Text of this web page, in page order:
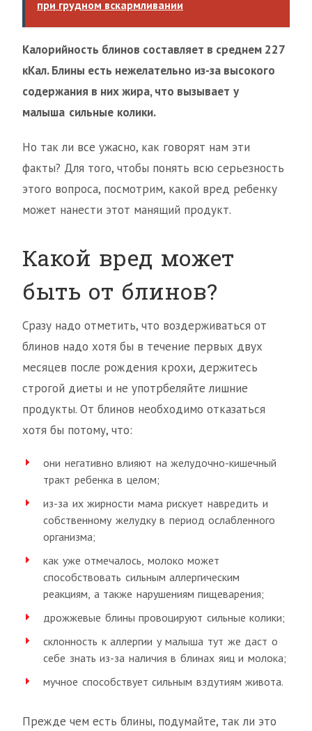
при грудном вскармливании
Калорийность блинов составляет в среднем 227
кКал. Блины есть нежелательно из-за высокого
содержания в них жира, что вызывает у
малыша сильные колики.
Но так ли все ужасно, как говорят нам эти
факты? Для того, чтобы понять всю серьезность
этого вопроса, посмотрим, какой вред ребенку
может нанести этот манящий продукт.
Какой вред может
быть от блинов?
Сразу надо отметить, что воздерживаться от
блинов надо хотя бы в течение первых двух
месяцев после рождения крохи, держитесь
строгой диеты и не употрбеляйте лишние
продукты. От блинов необходимо отказаться
хотя бы потому, что:
они негативно влияют на желудочно-кишечный
тракт ребенка в целом;
из-за их жирности мама рискует навредить и
собственному желудку в период ослабленного
организма;
как уже отмечалось, молоко может
способствовать сильным аллергическим
реакциям, а также нарушениям пищеварения;
дрожжевые блины провоцируют сильные колики;
склонность к аллергии у малыша тут же даст о
себе знать из-за наличия в блинах яиц и молока;
мучное способствует сильным вздутиям живота.
Прежде чем есть блины, подумайте, так ли это